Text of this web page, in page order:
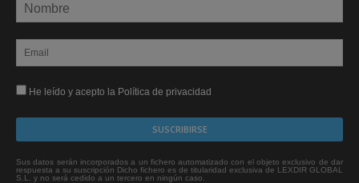
He leído y acepto la Política de privacidad
Sus datos serán incorporados a un fichero automatizado con el objeto exclusivo de dar
respuesta a su suscripción Dicho fichero es de titularidad exclusiva de LEXDIR GLOBAL
S.L. y no será cedido a un tercero en ningún caso.